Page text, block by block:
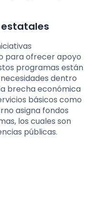
para ofrecer apoyo
programas están
dentro
brecha económica
básicos como
asigna fondos
los cuales son
públicas.